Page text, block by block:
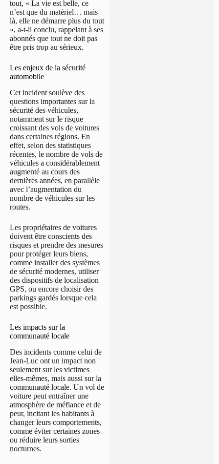
tout, « La vie est belle, ce
n’est que du matériel… mais
là, elle ne démarre plus du tout
», a-t-il conclu, rappelant à ses
abonnés que tout ne doit pas
être pris trop au sérieux.
Les enjeux de la sécurité
automobile
Cet incident soulève des
questions importantes sur la
sécurité des véhicules,
notamment sur le risque
croissant des vols de voitures
dans certaines régions. En
effet, selon des statistiques
récentes, le nombre de vols de
véhicules a considérablement
augmenté au cours des
dernières années, en parallèle
avec l’augmentation du
nombre de véhicules sur les
routes.
Les propriétaires de voitures
doivent être conscients des
risques et prendre des mesures
pour protéger leurs biens,
comme installer des systèmes
de sécurité modernes, utiliser
des dispositifs de localisation
GPS, ou encore choisir des
parkings gardés lorsque cela
est possible.
Les impacts sur la
communauté locale
Des incidents comme celui de
Jean-Luc ont un impact non
seulement sur les victimes
elles-mêmes, mais aussi sur la
communauté locale. Un vol de
voiture peut entraîner une
atmosphère de méfiance et de
peur, incitant les habitants à
changer leurs comportements,
comme éviter certaines zones
ou réduire leurs sorties
nocturnes.